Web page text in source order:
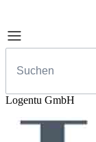
Logentu GmbH